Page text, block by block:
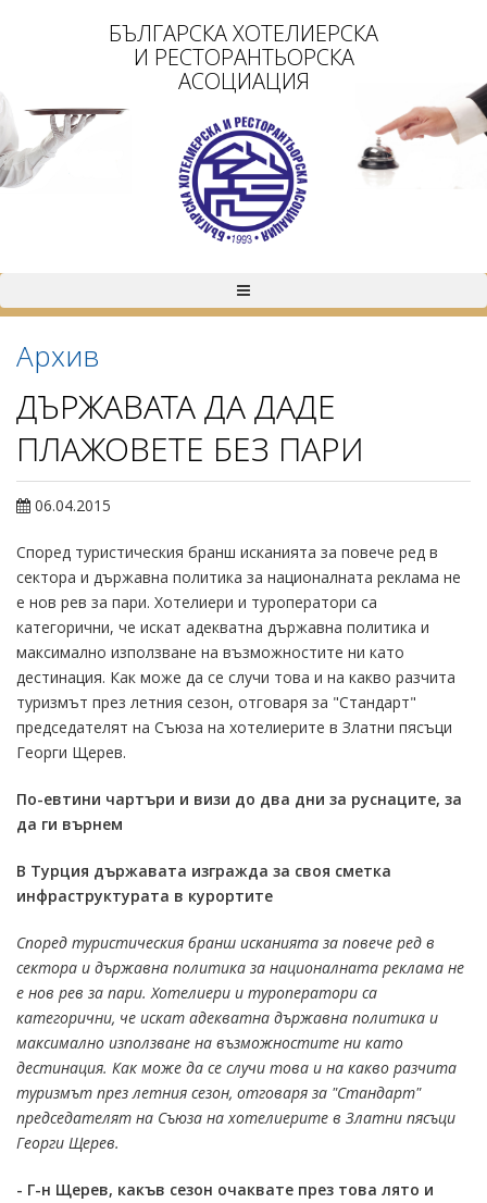
БЪЛГАРСКА ХОТЕЛИЕРСКА
И РЕСТОРАНТЬОРСКА
АСОЦИАЦИЯ
Архив
ДЪРЖАВАТА ДА ДАДЕ
ПЛАЖОВЕТЕ БЕЗ ПАРИ
06.04.2015
Според туристическия бранш исканията за повече ред в
сектора и държавна политика за националната реклама не
е нов рев за пари. Хотелиери и туроператори са
категорични, че искат адекватна държавна политика и
максимално използване на възможностите ни като
дестинация. Как може да се случи това и на какво разчита
туризмът през летния сезон, отговаря за "Стандарт"
председателят на Съюза на хотелиерите в Златни пясъци
Георги Щерев.
По-евтини чартъри и визи до два дни за руснаците, за
да ги върнем
В Турция държавата изгражда за своя сметка
инфраструктурата в курортите
Според туристическия бранш исканията за повече ред в
сектора и държавна политика за националната реклама не
е нов рев за пари. Хотелиери и туроператори са
категорични, че искат адекватна държавна политика и
максимално използване на възможностите ни като
дестинация. Как може да се случи това и на какво разчита
туризмът през летния сезон, отговаря за "Стандарт"
председателят на Съюза на хотелиерите в Златни пясъци
Георги Щерев.
- Г-н Щерев, какъв сезон очаквате през това лято и